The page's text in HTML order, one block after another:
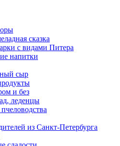
сказка
с видами Питера
напитки
сыр
и без
леденцы
из Санкт-Петербурга